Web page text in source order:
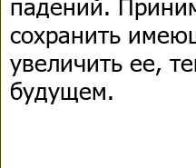
сохранить
увеличить ее,
будущем.